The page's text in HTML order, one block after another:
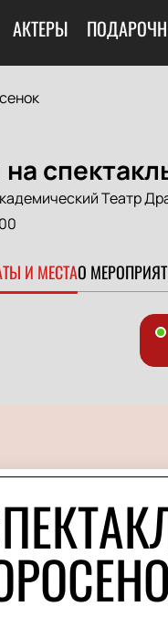
АКТЕРЫ
Театр
И МЕСТАО